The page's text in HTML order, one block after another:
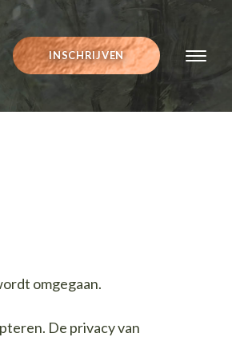
INSCHRIJVEN
omgegaan.
De privacy van